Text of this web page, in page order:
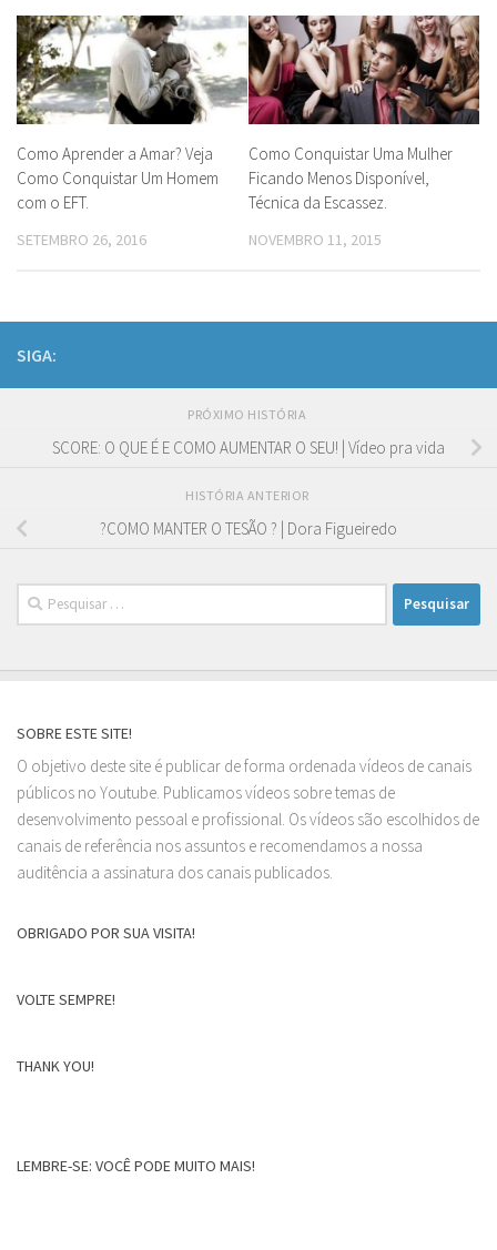
Como Aprender a Amar? Veja
Como Conquistar Um Homem
com o EFT.
SETEMBRO 26, 2016
Como Conquistar Uma Mulher
Ficando Menos Disponível,
Técnica da Escassez.
NOVEMBRO 11, 2015
SIGA:
PRÓXIMO HISTÓRIA
SCORE: O QUE É E COMO AUMENTAR O SEU! | Vídeo pra vida
HISTÓRIA ANTERIOR
?COMO MANTER O TESÃO ? | Dora Figueiredo
Pesquisar
por:
SOBRE ESTE SITE!
O objetivo deste site é publicar de forma ordenada vídeos de canais
públicos no Youtube. Publicamos vídeos sobre temas de
desenvolvimento pessoal e profissional. Os vídeos são escolhidos de
canais de referência nos assuntos e recomendamos a nossa
auditência a assinatura dos canais publicados.
OBRIGADO POR SUA VISITA!
VOLTE SEMPRE!
THANK YOU!
LEMBRE-SE: VOCÊ PODE MUITO MAIS!